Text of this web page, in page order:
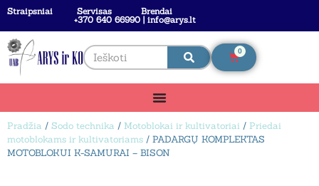
Straipsniai Servisas
Brendai
+370 640 66990 | info@arys.lt
0
Pradžia / Sodo technika / Motoblokai ir kultivatoriai / Priedai
motoblokams ir kultivatoriams / PADARGŲ KOMPLEKTAS
MOTOBLOKUI K-SAMURAI – BISON